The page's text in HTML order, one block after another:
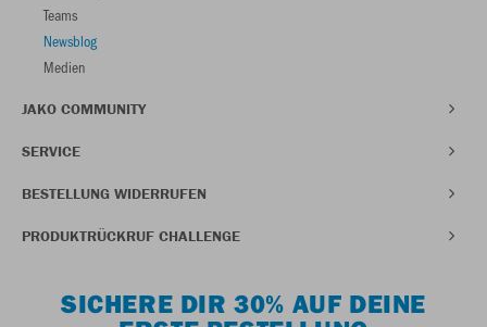
Teams
Newsblog
Medien
JAKO COMMUNITY
SERVICE
BESTELLUNG WIDERRUFEN
PRODUKTRÜCKRUF CHALLENGE
SICHERE DIR 30% AUF DEINE